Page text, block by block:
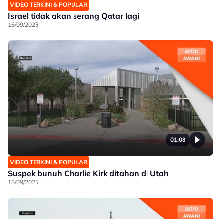
VIDEO TERKINI & POPULAR
Israel tidak akan serang Qatar lagi
16/09/2025
01:08
VIDEO TERKINI & POPULAR
Suspek bunuh Charlie Kirk ditahan di Utah
13/09/2025